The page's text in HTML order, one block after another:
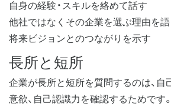
自身の経験・スキルを絡めて話す
他社ではなくその企業を選ぶ理由を
将来ビジョンとのつながりを示す
長所と短所
企業が長所と短所を質問するのは、
意欲、自己認識力を確認するためです